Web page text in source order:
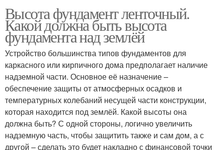
Высота фундамент ленточный.
Какой должна быть высота
фундамента над землёй
Устройство большинства типов фундаментов для
каркасного или кирпичного дома предполагает наличие
надземной части. Основное её назначение –
обеспечение защиты от атмосферных осадков и
температурных колебаний несущей части конструкции,
которая находится под землёй. Какой высоты она
должна быть? С одной стороны, логично увеличить
надземную часть, чтобы защитить также и сам дом, а с
другой – сделать это будет накладно с финансовой точки